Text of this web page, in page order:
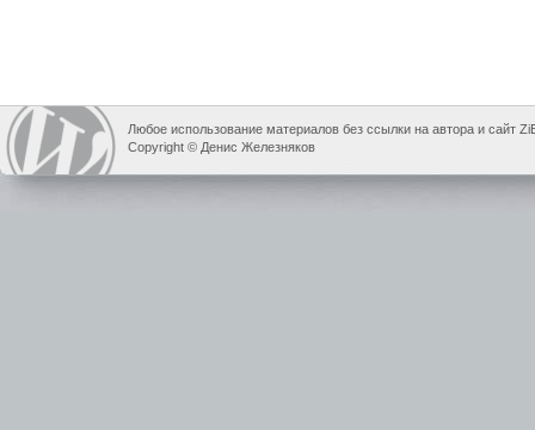
Любое использование материалов без ссылки на автора и сайт
Copyright © Денис Железняков